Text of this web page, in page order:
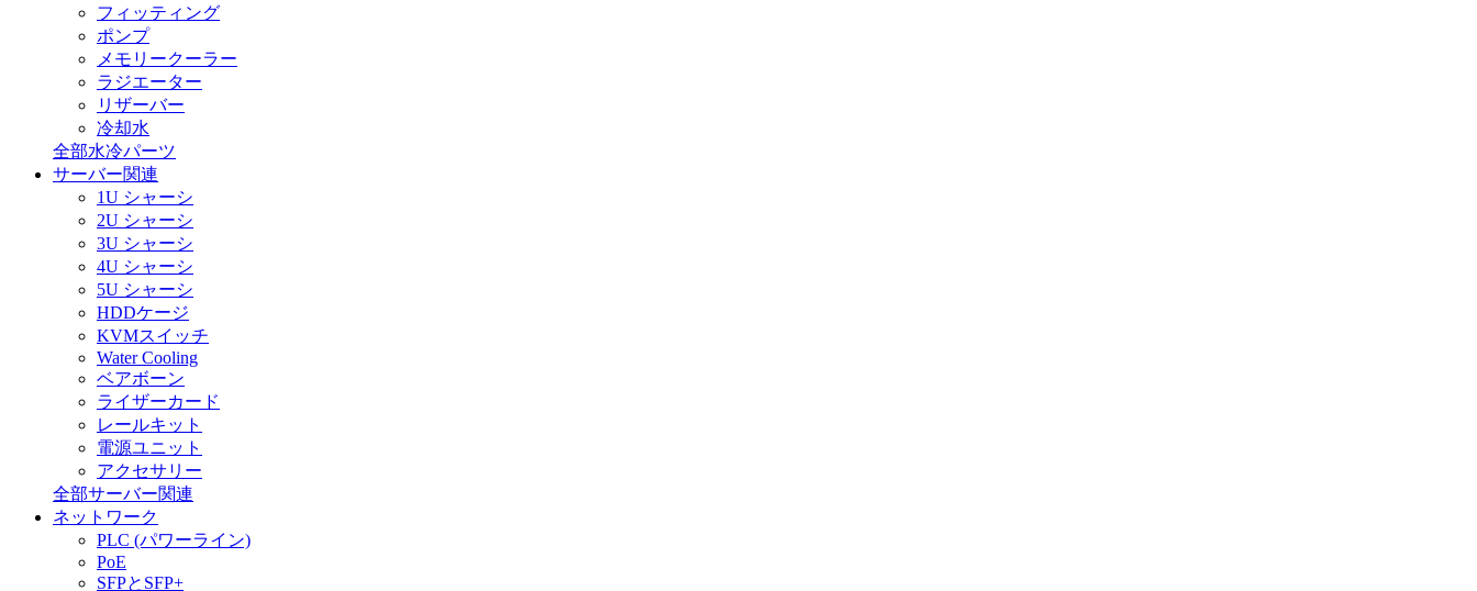
フィッティング
ポンプ
メモリークーラー
ラジエーター
リザーバー
冷却水
全部水冷パーツ
サーバー関連
1U シャーシ
2U シャーシ
3U シャーシ
4U シャーシ
5U シャーシ
HDDケージ
KVMスイッチ
Water Cooling
ベアボーン
ライザーカード
レールキット
電源ユニット
アクセサリー
全部サーバー関連
ネットワーク
PLC (パワーライン)
PoE
SFPとSFP+